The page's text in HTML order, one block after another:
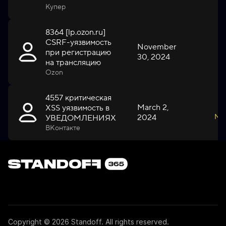
Купер
8364 [lp.ozon.ru]
CSRF-уязвимость
при регистрацию
на трансляцию
Ozon
November
30, 2024
4557 критическая
XSS уязвимость в
УВЕДОМЛЕНИЯХ
ВКонтакте
March 2,
2024
Copyright © 2026 Standoff. All rights reserved.